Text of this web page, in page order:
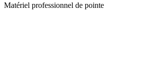
Matériel professionnel de pointe